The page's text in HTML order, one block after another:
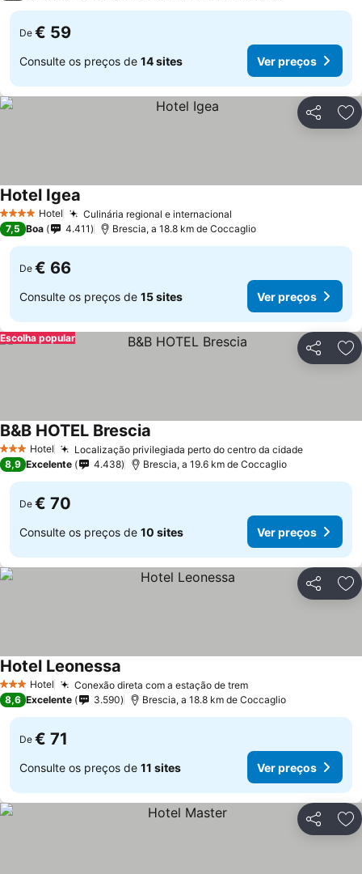
De € 59
Consulte os preços de 14 sites Ver preços
Partilhar
4 EstrelasHotel Culinária regional e internacional
Hotel Igea
7,5 Boa 4.411 Brescia, a 18.8 km de Coccaglio
De € 66
Consulte os preços de 15 sites Ver preços
Partilhar
Escolha popular
3 EstrelasHotel Localização privilegiada perto do centro da cidadeVer
B&B HOTEL Brescia
8,9 Excelente 4.438 Brescia, a 19.6 km de Coccaglio
De € 70
Consulte os preços de 10 sites Ver preços
Partilhar
3 EstrelasHotel Conexão direta com a estação de tremVer preços
Hotel Leonessa
8,6 Excelente 3.590 Brescia, a 18.8 km de Coccaglio
De € 71
Consulte os preços de 11 sites Ver preços
Partilhar